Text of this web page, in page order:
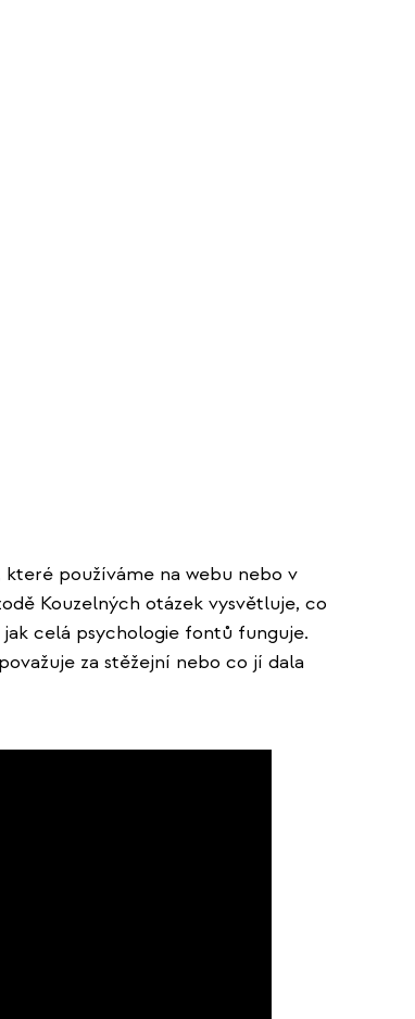
používáme na webu nebo v
Kouzelných otázek vysvětluje, co
celá psychologie fontů funguje.
za stěžejní nebo co jí dala